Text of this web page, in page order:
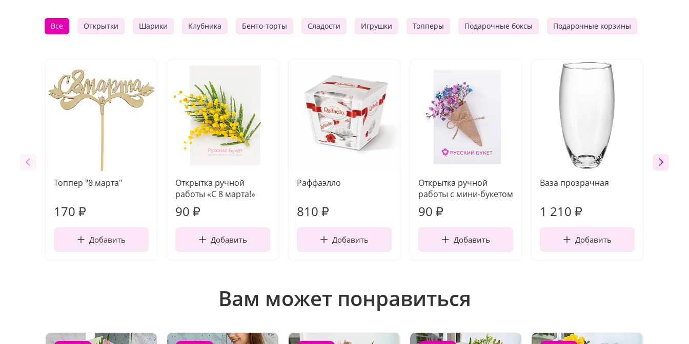
Все Открытки Шарики Клубника Бенто-торты Сладости Игрушки Топперы Подарочные боксы Подарочные корзины
Топпер "8 марта"
170 ₽
Добавить
Открытка ручной
работы «С 8 марта!»
90 ₽
Добавить
Раффаэлло
810 ₽
Добавить
Открытка ручной
работы с мини-букетом
90 ₽
Добавить
Ваза прозрачная
1 210 ₽
Добавить
Вам может понравиться